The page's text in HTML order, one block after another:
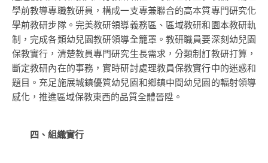
學前教導專職教研員，構成一支專兼聯合的高本質專門研究化
學前教研步隊。完美教研領導義務區、區域教研和園本教研軌
制，完成各類幼兒園教研領導全籠罩。教研職員要深刻幼兒園
保教實行，清楚教員專門研究生長需求，分類制訂教研打算，
斷定教研內在的事務，實時研討處理教員保教實行中的迷惑和
題目。充足施展城鎮優質幼兒園和鄉鎮中間幼兒園的輻射領導
感化，推進區域保教東西的品質全體晉陞。
四、組織實行